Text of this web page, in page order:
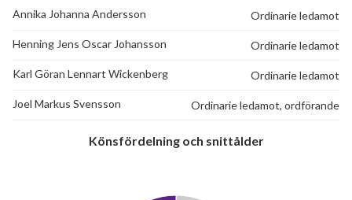
Annika Johanna Andersson Ordinarie ledamot
Henning Jens Oscar Johansson Ordinarie ledamot
Karl Göran Lennart Wickenberg Ordinarie ledamot
Joel Markus Svensson Ordinarie ledamot, ordförande
Könsfördelning och snittålder